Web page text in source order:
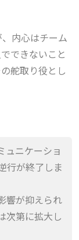
内心はチーム
できないこと
舵取り役とし
ュニケーショ
行が終了しま
響が抑えられ
次第に拡大し